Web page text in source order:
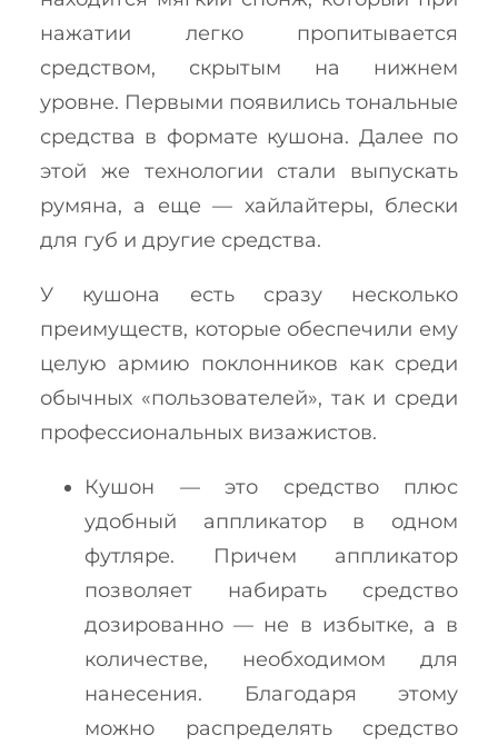
нажатии легко пропитывается
средством, скрытым на нижнем
уровне. Первыми появились тональные
средства в формате кушона. Далее по
этой же технологии стали выпускать
румяна, а еще — хайлайтеры, блески
для губ и другие средства.
У кушона есть сразу несколько
преимуществ, которые обеспечили ему
целую армию поклонников как среди
обычных «пользователей», так и среди
профессиональных визажистов.
Кушон — это средство плюс
удобный аппликатор в одном
футляре. Причем аппликатор
позволяет набирать средство
дозированно — не в избытке, а в
количестве, необходимом для
нанесения. Благодаря этому
можно распределять средство